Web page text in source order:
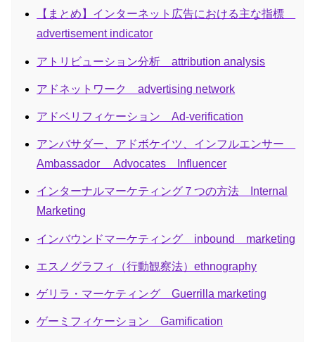
【まとめ】インターネット広告における主な指標
advertisement indicator
アトリビューション分析 attribution analysis
アドネットワーク advertising network
アドベリフィケーション Ad-verification
アンバサダー、アドボケイツ、インフルエンサー
Ambassador Advocates Influencer
インターナルマーケティング７つの方法 Internal
Marketing
インバウンドマーケティング inbound marketing
エスノグラフィ（行動観察法）ethnography
ゲリラ・マーケティング Guerrilla marketing
ゲーミフィケーション Gamification